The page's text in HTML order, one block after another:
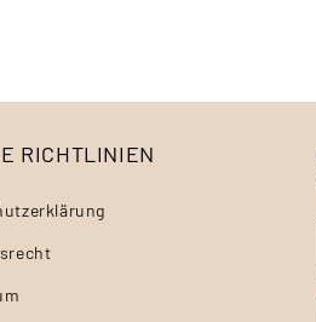
RICHTLINIEN